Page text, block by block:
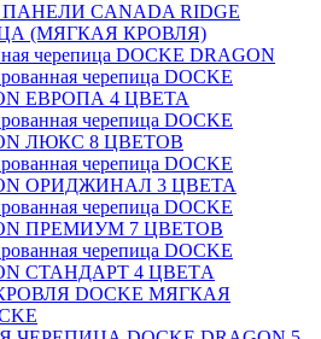
CANADA RIDGE
(МЯГКАЯ КРОВЛЯ)
черепица DOCKE DRAGON
черепица DOCKE
ЕВРОПА 4 ЦВЕТА
черепица DOCKE
ЛЮКС 8 ЦВЕТОВ
черепица DOCKE
ОРИДЖИНАЛ 3 ЦВЕТА
черепица DOCKE
ПРЕМИУМ 7 ЦВЕТОВ
черепица DOCKE
СТАНДАРТ 4 ЦВЕТA
МЯГКАЯ